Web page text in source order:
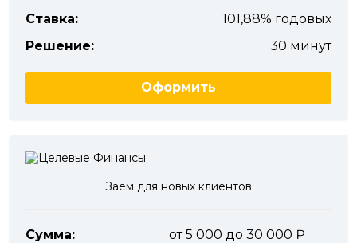
Ставка:
101,88% годовых
Решение:
30 минут
Оформить
Заём для новых клиентов
Сумма:
от 5 000 до 30 000